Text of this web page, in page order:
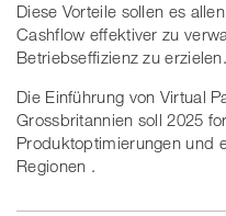
Diese Vorteile sollen es
Cashflow effektiver zu
Betriebseffizienz zu erzielen.
Die Einführung von Virtual
Grossbritannien soll 2025
Produktoptimierungen und
Regionen .